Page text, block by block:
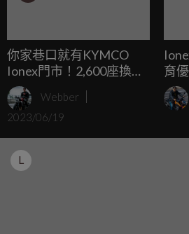
你家巷口就有KYMCO
Ionex門市！2,600座換電
站「全台最強」目標提前
達成！全台最高換電站 讓
你攻頂武嶺不怕沒電
Webber
2023/06/19
育
師
7個
L